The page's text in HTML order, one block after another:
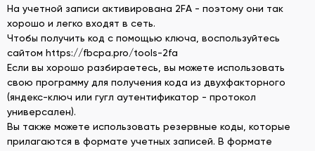
На учетной записи активирована 2FA - поэтому они так
хорошо и легко входят в сеть.
Чтобы получить код с помощью ключа, воспользуйтесь
сайтом https://fbcpa.pro/tools-2fa
Если вы хорошо разбираетесь, вы можете использовать
свою программу для получения кода из двухфакторного
(яндекс-ключ или гугл аутентификатор - протокол
универсален).
Вы также можете использовать резервные коды, которые
прилагаются в формате учетных записей. В формате